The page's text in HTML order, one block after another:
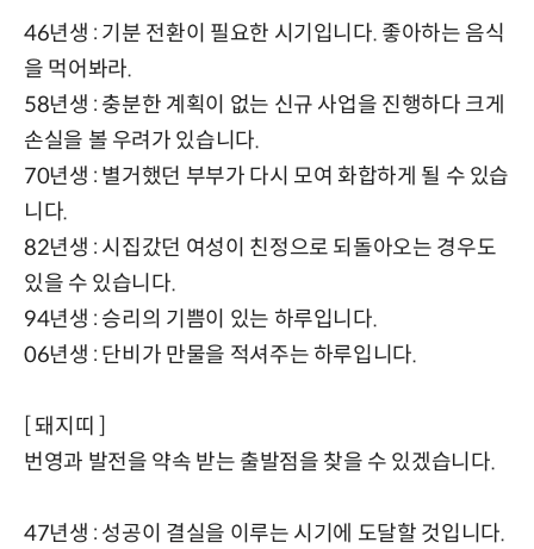
46년생 : 기분 전환이 필요한 시기입니다. 좋아하는 음식
을 먹어봐라.
58년생 : 충분한 계획이 없는 신규 사업을 진행하다 크게
손실을 볼 우려가 있습니다.
70년생 : 별거했던 부부가 다시 모여 화합하게 될 수 있습
니다.
82년생 : 시집갔던 여성이 친정으로 되돌아오는 경우도
있을 수 있습니다.
94년생 : 승리의 기쁨이 있는 하루입니다.
06년생 : 단비가 만물을 적셔주는 하루입니다.
[ 돼지띠 ]
번영과 발전을 약속 받는 출발점을 찾을 수 있겠습니다.
47년생 : 성공이 결실을 이루는 시기에 도달할 것입니다.